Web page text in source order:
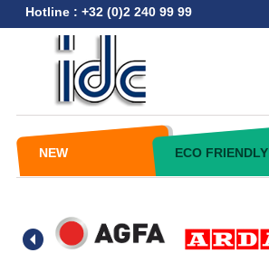
Hotline : +32 (0)2 240 99 99
NEW ECO FRIENDLY